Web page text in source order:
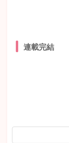
連載完結